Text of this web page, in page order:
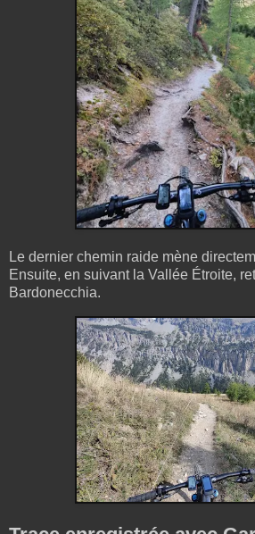
Le dernier chemin raide mène
Ensuite, en suivant la Vallée Étroite,
Bardonecchia.